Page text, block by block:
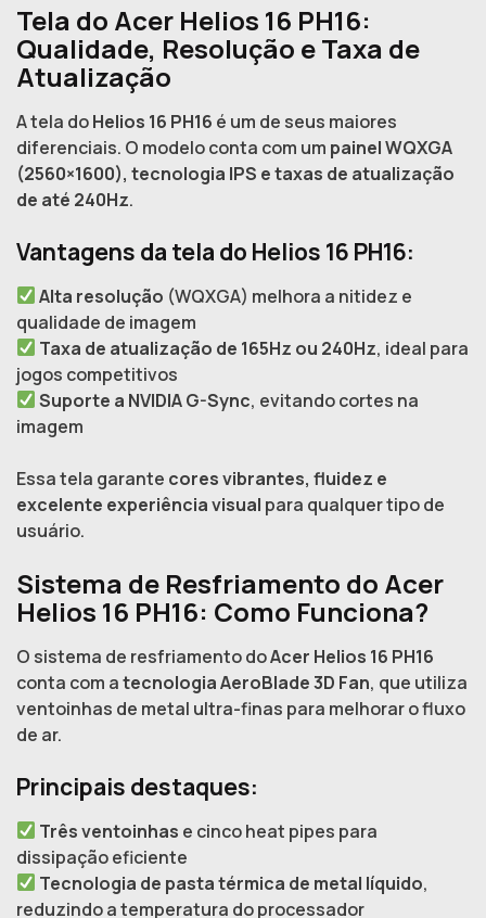
Tela do Acer Helios 16 PH16:
Qualidade, Resolução e Taxa de
Atualização
A tela doHelios 16 PH16 é um de seus maiores
diferenciais. O modelo conta com um painel WQXGA
(2560×1600), tecnologia IPS e taxas de atualização
de até 240Hz.
Vantagens da tela do Helios 16 PH16:
Alta resolução (WQXGA) melhora a nitidez e
qualidade de imagem
Taxa de atualização de 165Hz ou 240Hz, ideal para
jogos competitivos
Suporte a NVIDIA G-Sync, evitando cortes na
imagem
Essa tela garante cores vibrantes, fluidez e
excelente experiência visual para qualquer tipo de
usuário.
Sistema de Resfriamento do Acer
Helios 16 PH16: Como Funciona?
O sistema de resfriamento doAcer Helios 16 PH16
conta com atecnologia AeroBlade 3D Fan, que utiliza
ventoinhas de metal ultra-finas para melhorar o fluxo
de ar.
Principais destaques:
Três ventoinhas e cinco heat pipes para
dissipação eficiente
Tecnologia de pasta térmica de metal líquido,
reduzindo a temperatura do processador